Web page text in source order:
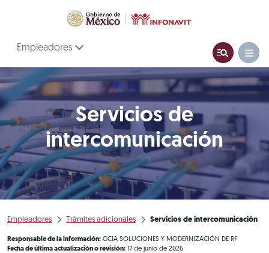
Empleadores
Servicios de
intercomunicación
Empleadores Trámites adicionales Servicios de intercomunicación
Responsable de la información: GCIA SOLUCIONES Y MODERNIZACIÓN DE RF
Fecha de última actualización o revisión: 17 de junio de 2026